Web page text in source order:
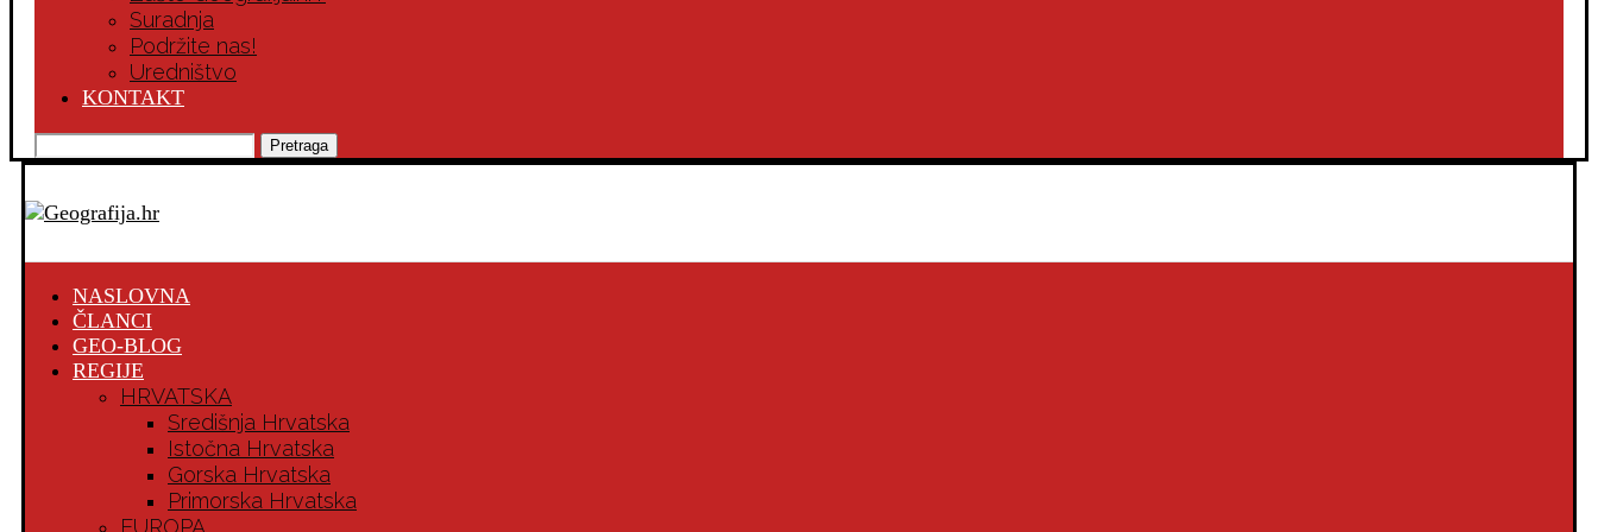
Suradnja
Podržite nas!
Uredništvo
KONTAKT
Pretraga
NASLOVNA
ČLANCI
GEO-BLOG
REGIJE
HRVATSKA
Središnja Hrvatska
Istočna Hrvatska
Gorska Hrvatska
Primorska Hrvatska
EUROPA